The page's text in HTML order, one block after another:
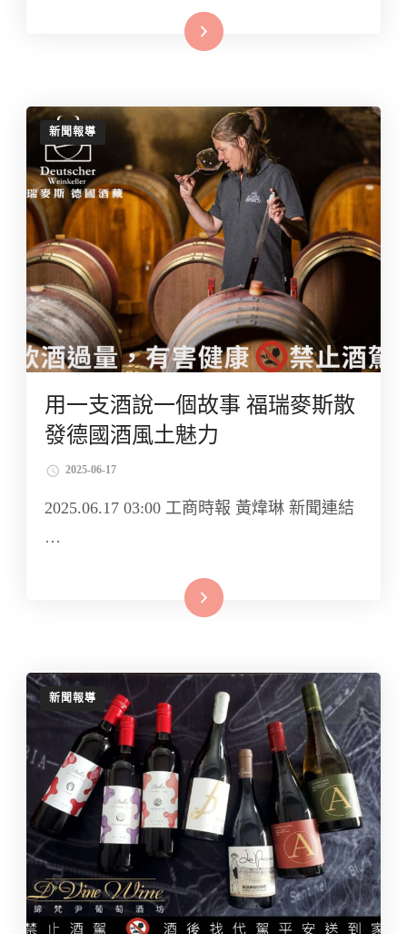
Read More
新聞報導
用一支酒說一個故事 福瑞麥斯散
發德國酒風土魅力
2025-06-17
2025.06.17 03:00 工商時報 黃煒琳 新聞連結
…
Read More
新聞報導